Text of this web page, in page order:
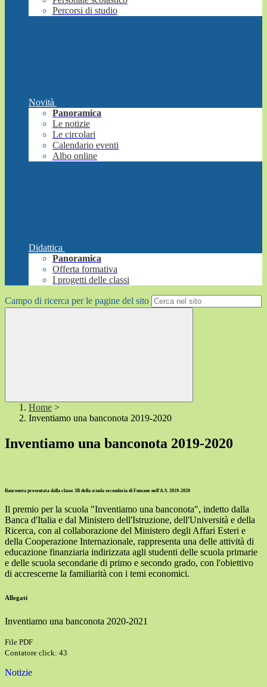
Percorsi di studio
Novità
Panoramica
Le notizie
Le circolari
Calendario eventi
Albo online
Didattica
Panoramica
Offerta formativa
I progetti delle classi
Campo di ricerca per le pagine del sito
Home >
Inventiamo una banconota 2019-2020
Inventiamo una banconota 2019-2020
Banconota presentata dalla classe 3B della scuola secondaria di Fumane nell'A.S. 2019-2020
Il premio per la scuola "Inventiamo una banconota", indetto dalla
Banca d'Italia e dal Ministero dell'Istruzione, dell'Università e della
Ricerca, con al collaborazione del Ministero degli Affari Esteri e
della Cooperazione Internazionale, rappresenta una delle attività di
educazione finanziaria indirizzata agli studenti delle scuola primarie
e delle scuola secondarie di primo e secondo grado, con l'obiettivo
di accrescerne la familiarità con i temi economici.
Allegati
Inventiamo una banconota 2020-2021
File PDF
Contatore click: 43
Notizie